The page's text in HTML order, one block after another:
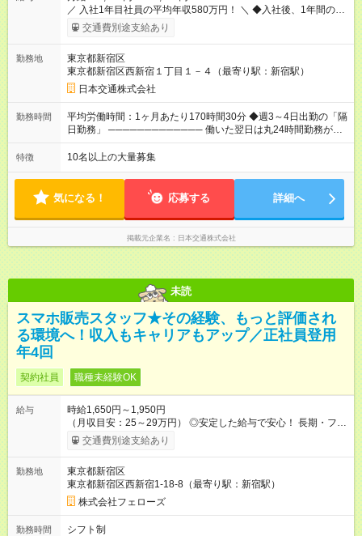
／ 入社1年目社員の平均年収580万円！ ＼ ◆入社後、1年間の給
与保証あり！ ─────────────── 乗務にじっくりと慣れて
いただけるよう、売上に関係なく給与を保証します。保証額以
たします。 【入社1～3カ月目】月給40万円保証 【入社4～12カ
月目】月給35万円保証 【入社13カ月以降】月給20万9033円＋
歩合＋賞与年3回 ※上記には、一律支給の手当を含みます。
※「厚生労働省のタクシー運転者の最低賃金計算方法に基づ
く」 ◆業界最高水準の歩合率で還元！ ───────────────
売上の62%が歩合や賞与として還元されるため、頑張った分だ
も！ 【試用期間】試用期間あり 試用期間の長さ：3ヶ月 雇用形
態、給与は本採用時と同じです。 試用期間中の労働条件は本採
用と同じです。
交通費別途支給あり
勤務地
東京都新宿区
東京都新宿区西新宿１丁目１－４（最寄り駅：新宿駅）
日本交通株式会社
勤務時間
平均労働時間：1ヶ月あたり170時間30分 ◆週3～4日出勤の「隔
日勤務」 ───────────── 働いた翌日は丸24時間勤務が入
りません。 ◆最も稼ぎやすい時間帯で勤務
───────────── シフトは、15：00～翌10：00 ※月間労働
7.5h ※残業は基本的にありません 平均労働時間：1ヶ月あたり
170時間30分 ◆週3～4日出勤の「隔日勤務」
───────────── 働いた翌日は丸24時間勤務が入りませ
ん。 ◆最も稼ぎやすい時間帯で勤務 ───────────── シフ
トは、15：00～翌10：00 ※月間労働時間170.5h ※1回の乗務は
15.5h（休憩3h） ※研修中は実働時間7.5h ※残業は基本的にあり
特徴 10名以上の大量募集
気になる！ 応募する 詳細へ
掲載元企業名 日本交通株式会社
未読
スマホ販売スタッフ★その経験、もっと評価され
る環境へ！収入もキャリアもアップ／正社員登用
年4回
契約社員 職種未経験OK
給与
時給1,650円～1,950円
（月収目安：25～29万円） ◎安定した給与で安心！ 長期・フル
タイムで勤務いただける方にお越しいただきたいと思っていま
す。シフトが削られることはないので、安定した給与が入りま
たいという人もいると思います。このあたりは柔軟に対応する
ので、お気軽にご相談ください！ ※2ヶ月の試用期間がありま
す。その間の給与・待遇に変更はありません。 【試用期間】試
用期間あり 試用期間の長さ：2ヶ月 雇用形態、給与は本採用時
と同じです。
交通費別途支給あり
勤務地
東京都新宿区
東京都新宿区西新宿1-18-8（最寄り駅：新宿駅）
株式会社フェローズ
勤務時間
シフト制